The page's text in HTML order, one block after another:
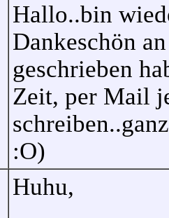
Hallo..bin
Dankeschön
geschrieben
Zeit, per Mail
:O)
Huhu,